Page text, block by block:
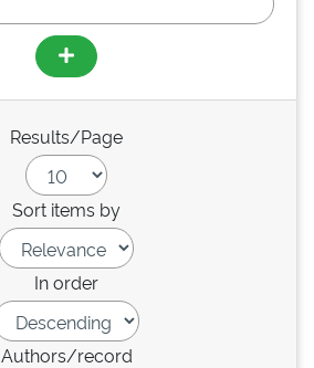
Results/Page
Sort items by
In order
Authors/record